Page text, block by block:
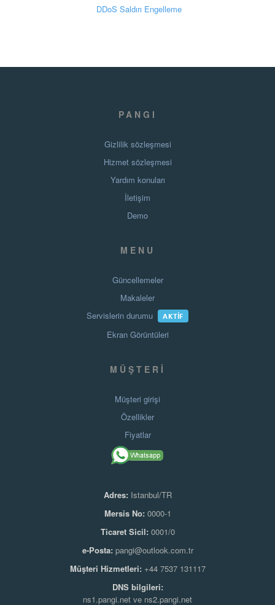
DDoS Saldırı Engelleme
PANGI
Gizlilik sözleşmesi
Hizmet sözleşmesi
Yardım konuları
İletişim
Demo
MENU
Güncellemeler
Makaleler
Servislerin durumu
AKTIF
Ekran Görüntüleri
MÜŞTERI
Müşteri girişi
Özellikler
Fiyatlar
Adres:Istanbul/TR
Mersis No:0000-1
Ticaret Sicil:0001/0
e-Posta:pangi@outlook.com.tr
Müşteri Hizmetleri:+44 7537 131117
DNS bilgileri:
ns1.pangi.net ve ns2.pangi.net